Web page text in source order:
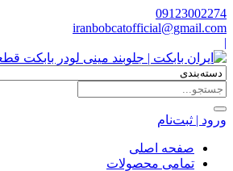
09123002274
iranbobcatofficial@gmail.com
|
ورود | ثبت‌نام
صفحه اصلی
تمامی محصولات